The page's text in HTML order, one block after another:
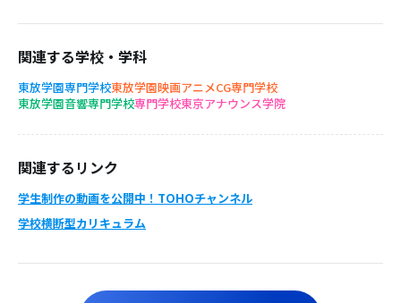
関連する学校・学科
東放学園専門学校東放学園映画アニメCG専門学校
東放学園音響専門学校専門学校東京アナウンス学院
関連するリンク
学生制作の動画を公開中！TOHOチャンネル
学校横断型カリキュラム